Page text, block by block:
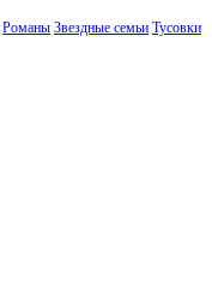
Романы Звездные семьи Тусовки